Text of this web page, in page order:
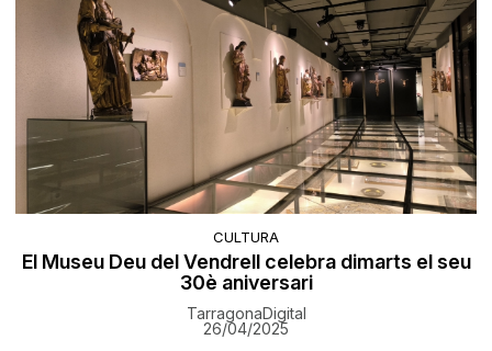
CULTURA
El Museu Deu del Vendrell celebra dimarts el seu
30è aniversari
TarragonaDigital
26/04/2025